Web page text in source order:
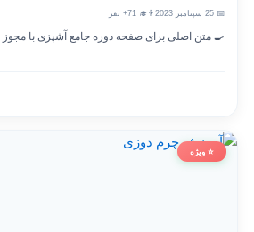
👨‍🎓 71+ نفر
🍳 متن اصلی برای صفحه دوره جامع آشپزی با مجوز
⭐ ویژه